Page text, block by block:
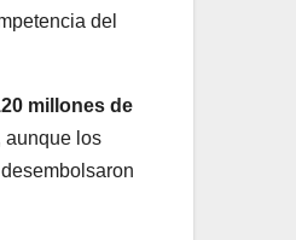
del
millones de
aunque los